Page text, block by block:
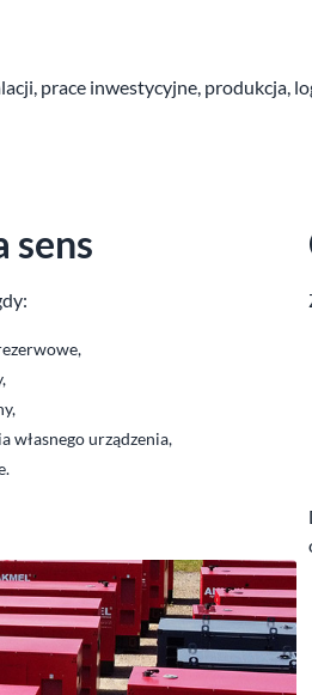
prace inwestycyjne, produkcja,
sens
własnego urządzenia,